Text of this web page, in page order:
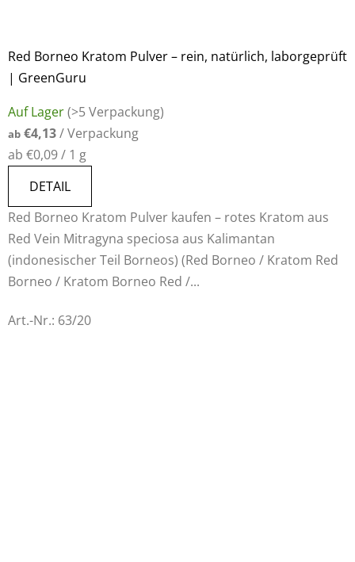
Red Borneo Kratom Pulver – rein, natürlich, laborgeprüft
| GreenGuru
durchschnittliche
Produktbewertung
ist
von
5
Sternen.
Auf Lager(>5 Verpackung)
ab €4,13/ Verpackung
Verkaufspreis:
ab €0,09 / 1 g
DETAIL
Red Borneo Kratom Pulver kaufen – rotes Kratom aus
Red Vein Mitragyna speciosa aus Kalimantan
(indonesischer Teil Borneos) (Red Borneo / Kratom Red
Borneo / Kratom Borneo Red /...
Art.-Nr.: 63/20